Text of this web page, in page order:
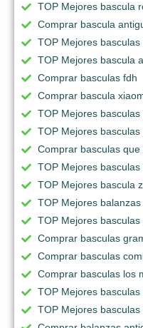
TOP Mejores bascula
Comprar bascula
TOP Mejores
TOP Mejores bascula
Comprar basculas fdh
Comprar bascula
TOP Mejores basculas
TOP Mejores
Comprar basculas que
TOP Mejores
TOP Mejores bascula
TOP Mejores
TOP Mejores
Comprar basculas
Comprar basculas
Comprar basculas los
TOP Mejores
TOP Mejores